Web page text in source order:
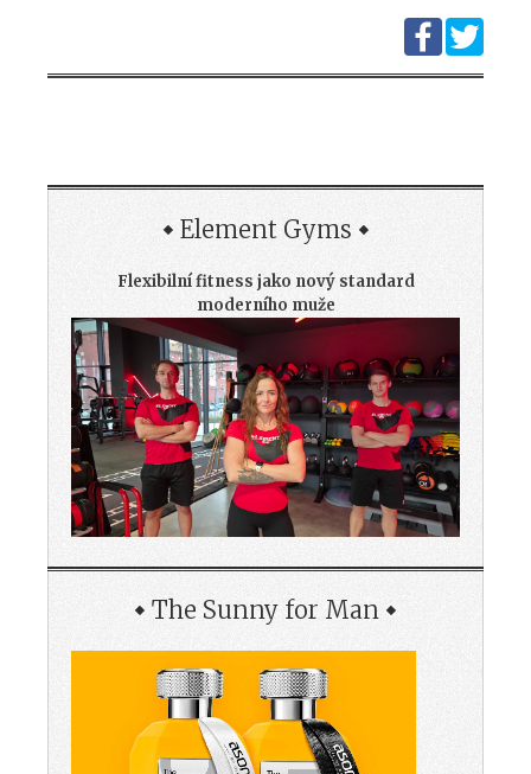
Element Gyms
Flexibilní fitness jako nový standard
moderního muže
The Sunny for Man